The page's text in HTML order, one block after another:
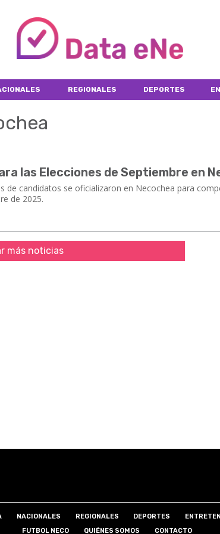
REGIONALES DEPORTES
las Elecciones de Septiembre en
de candidatos se oficializaron en Necochea para
de 2025.
más noticias
NACIONALES REGIONALES DEPORTES
FUTBOL NECO
QUIÉNES SOMOS CONTACTO